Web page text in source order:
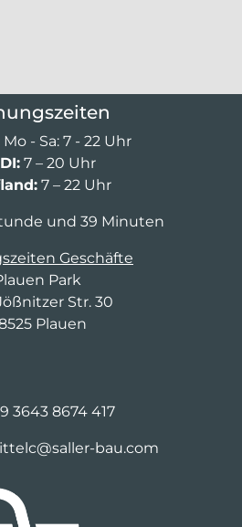
Mo - Sa: 7 - 22 Uhr
7 – 20 Uhr
7 – 22 Uhr
und 39 Minuten
Geschäfte
Park
Str. 30
Plauen
3643 8674 417
bau.com